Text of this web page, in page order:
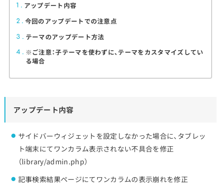
1 アップデート内容
2 今回のアップデートでの注意点
3 テーマのアップデート方法
4
※ご注意：子テーマを使わずに、テーマをカスタマイズしてい
る場合
アップデート内容
サイドバーウィジェットを設定しなかった場合に、タブレッ
ト端末にてワンカラム表示されない不具合を修正
（library/admin.php）
記事検索結果ページにてワンカラムの表示崩れを修正